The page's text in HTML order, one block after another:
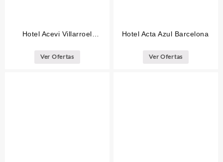
Hotel Acevi Villarroel
Ver Ofertas
Hotel Acta Azul Barcelona
Ver Ofertas